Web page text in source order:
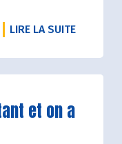
de nos
Associé.e.s,
Il contient un
par
accessible
LIRE LA SUITEDE
et on a